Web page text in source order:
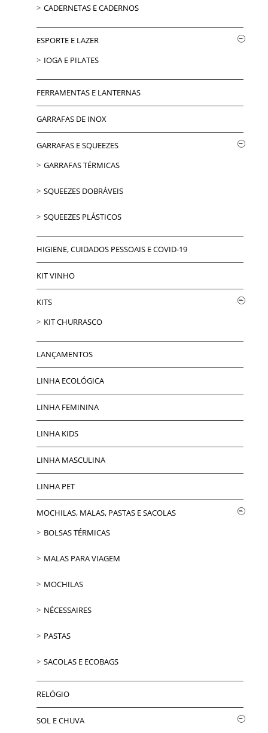
CADERNETAS E CADERNOS
ESPORTE E LAZER
IOGA E PILATES
FERRAMENTAS E LANTERNAS
GARRAFAS DE INOX
GARRAFAS E SQUEEZES
GARRAFAS TÉRMICAS
SQUEEZES DOBRÁVEIS
SQUEEZES PLÁSTICOS
HIGIENE, CUIDADOS PESSOAIS E COVID-19
KIT VINHO
KITS
KIT CHURRASCO
LANÇAMENTOS
LINHA ECOLÓGICA
LINHA FEMININA
LINHA KIDS
LINHA MASCULINA
LINHA PET
MOCHILAS, MALAS, PASTAS E SACOLAS
BOLSAS TÉRMICAS
MALAS PARA VIAGEM
MOCHILAS
NÉCESSAIRES
PASTAS
SACOLAS E ECOBAGS
RELÓGIO
SOL E CHUVA